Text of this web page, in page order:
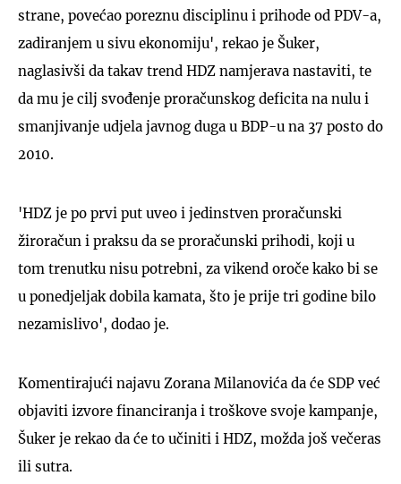
strane, povećao poreznu disciplinu i prihode od PDV-a,
zadiranjem u sivu ekonomiju', rekao je Šuker,
naglasivši da takav trend HDZ namjerava nastaviti, te
da mu je cilj svođenje proračunskog deficita na nulu i
smanjivanje udjela javnog duga u BDP-u na 37 posto do
2010.
'HDZ je po prvi put uveo i jedinstven proračunski
žiroračun i praksu da se proračunski prihodi, koji u
tom trenutku nisu potrebni, za vikend oroče kako bi se
u ponedjeljak dobila kamata, što je prije tri godine bilo
nezamislivo', dodao je.
Komentirajući najavu Zorana Milanovića da će SDP već
objaviti izvore financiranja i troškove svoje kampanje,
Šuker je rekao da će to učiniti i HDZ, možda još večeras
ili sutra.